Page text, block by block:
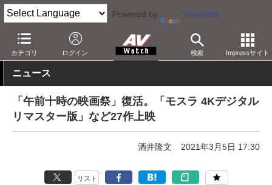
Powered by Translate
カテゴリ ログイン 検索 Impressサイト
AV Watch コンテンツ・サービス 映画 映画作品
ニュース
「午前十時の映画祭」復活。「モスラ 4Kデジタル
リマスター版」など27作上映
酒井隆文 2021年3月5日 17:30
リスト